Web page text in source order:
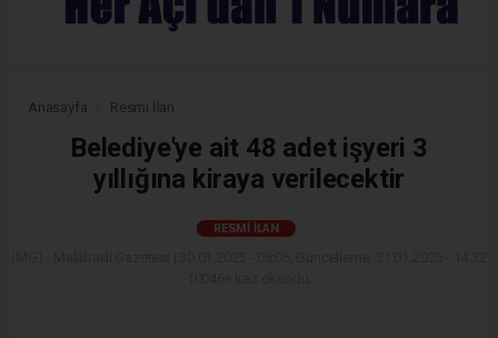
Anasayfa Resmi İlan
Belediye'ye ait 48 adet işyeri 3
yıllığına kiraya verilecektir
RESMI İLAN